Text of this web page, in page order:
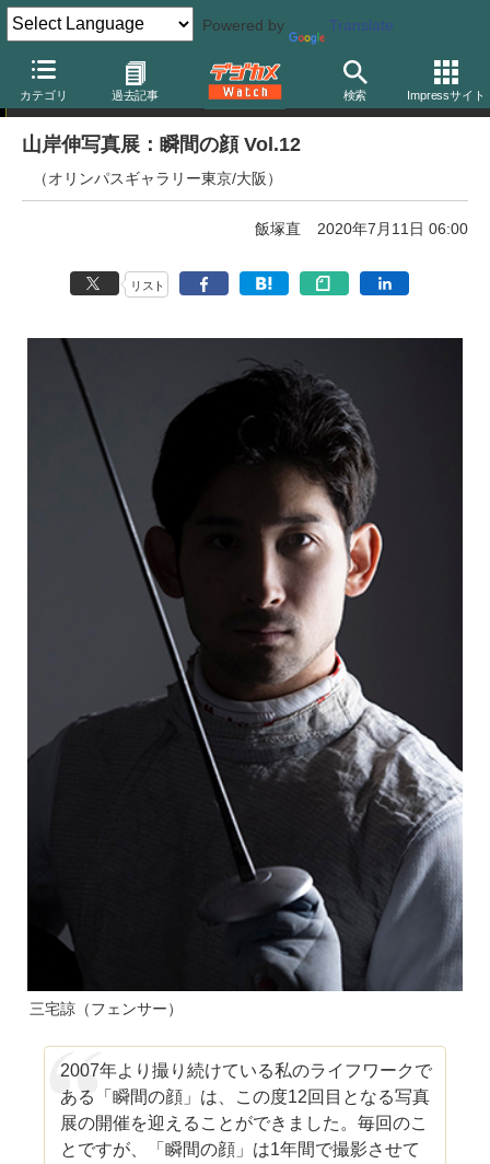
Powered by Translate
カテゴリ 過去記事 検索 Impressサイト
写真展告知
山岸伸写真展：瞬間の顔 Vol.12
（オリンパスギャラリー東京/大阪）
飯塚直 2020年7月11日 06:00
リスト
三宅諒（フェンサー）
2007年より撮り続けている私のライフワークで
ある「瞬間の顔」は、この度12回目となる写真
展の開催を迎えることができました。毎回のこ
とですが、「瞬間の顔」は1年間で撮影させて